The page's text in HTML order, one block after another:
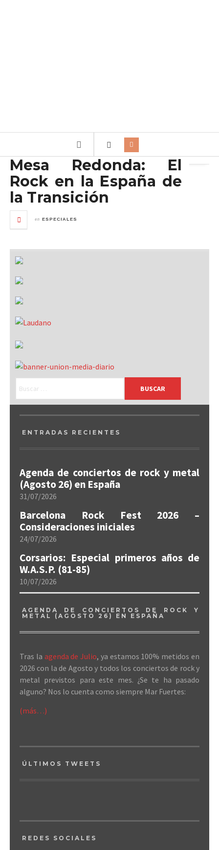
Mesa Redonda: El
Rock en la España de
la Transición
en ESPECIALES
ENTRADAS RECIENTES
Agenda de conciertos de rock y metal
(Agosto 26) en España
31/07/2026
Barcelona Rock Fest 2026 –
Consideraciones iniciales
24/07/2026
Corsarios: Especial primeros años de
W.A.S.P. (81-85)
10/07/2026
AGENDA DE CONCIERTOS DE ROCK Y
METAL (AGOSTO 26) EN ESPAÑA
Tras la agenda de Julio, ya estamos 100% metidos en
2026 con la de Agosto y todos los conciertos de rock y
metal previstos para este mes. ¿Se te ha pasado
alguno? Nos lo cuenta como siempre Mar Fuertes:
(más…)
ÚLTIMOS TWEETS
REDES SOCIALES